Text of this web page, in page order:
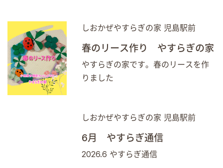
しおかぜやすらぎの家 児島駅前
春のリース作り やすらぎの家
やすらぎの家です。春のリースを作
りました
しおかぜやすらぎの家 児島駅前
6月 やすらぎ通信
2026.6 やすらぎ通信